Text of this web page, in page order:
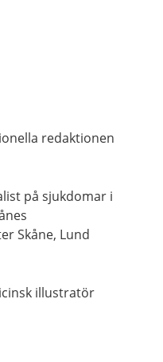
redaktionen
på sjukdomar i
Skåne, Lund
illustratör